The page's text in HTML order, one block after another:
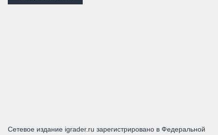
Сетевое издание igrader.ru зарегистрировано в Федеральной